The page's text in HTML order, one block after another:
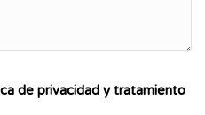
de privacidad y tratamiento